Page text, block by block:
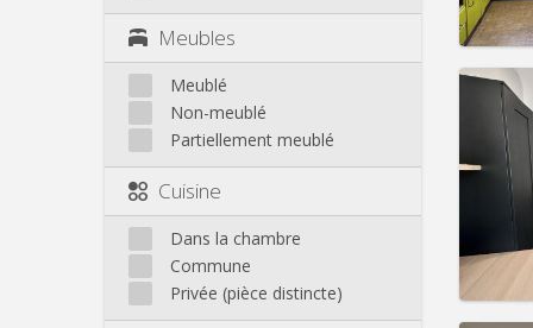
Meubles
Meublé
Non-meublé
Partiellement meublé
Cuisine
Dans la chambre
Commune
Privée (pièce distincte)
Loyer:
Durée: